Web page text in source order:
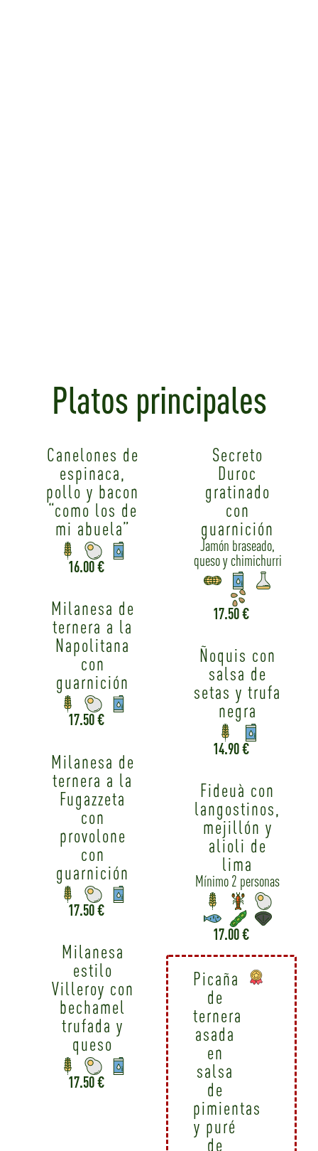
Platos principales
Canelones de
espinaca,
pollo y bacon
“como los de
mi abuela”
16.00 €
Milanesa de
ternera a la
Napolitana
con
guarnición
17.50 €
Milanesa de
ternera a la
Fugazzeta
con
provolone
con
guarnición
17.50 €
Milanesa
estilo
Villeroy con
bechamel
trufada y
queso
17.50 €
Secreto
Duroc
gratinado
con
guarnición
Jamón braseado,
queso y chimichurri
17.50 €
Ñoquis con
salsa de
setas y trufa
negra
14.90 €
Fideuà con
langostinos,
mejillón y
alioli de
lima
Mínimo 2 personas
17.00 €
Picaña
de
ternera
asada
en
salsa
de
pimientas
y puré
de